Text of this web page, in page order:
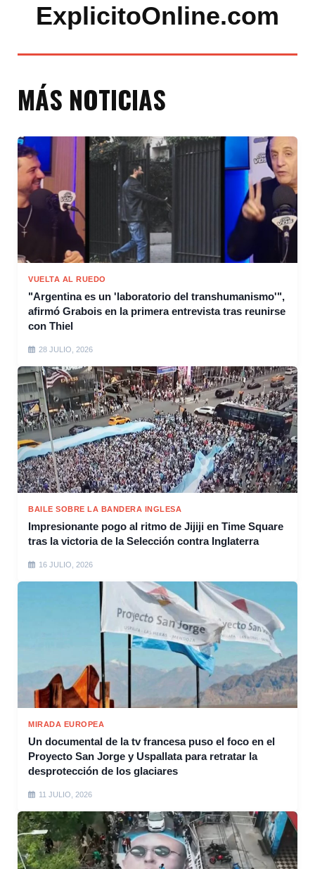
ExplicitoOnline.com
MÁS NOTICIAS
VUELTA AL RUEDO
"Argentina es un 'laboratorio del transhumanismo'",
afirmó Grabois en la primera entrevista tras reunirse
con Thiel
28 JULIO, 2026
BAILE SOBRE LA BANDERA INGLESA
Impresionante pogo al ritmo de Jijiji en Time Square
tras la victoria de la Selección contra Inglaterra
16 JULIO, 2026
MIRADA EUROPEA
Un documental de la tv francesa puso el foco en el
Proyecto San Jorge y Uspallata para retratar la
desprotección de los glaciares
11 JULIO, 2026